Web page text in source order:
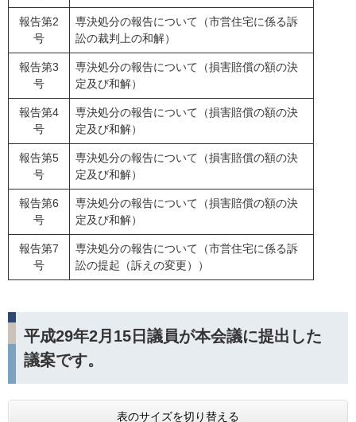
報告第2
号
専決処分の報告について（市営住宅に係る訴
訟の裁判上の和解）
報告第3
号
専決処分の報告について（損害賠償の額の決
定及び和解）
報告第4
号
専決処分の報告について（損害賠償の額の決
定及び和解）
報告第5
号
専決処分の報告について（損害賠償の額の決
定及び和解）
報告第6
号
専決処分の報告について（損害賠償の額の決
定及び和解）
報告第7
号
専決処分の報告について（市営住宅に係る訴
訟の提起（訴えの変更））
平成29年2月15日議員が本会議に提出した
議案です。
表のサイズを切り替える